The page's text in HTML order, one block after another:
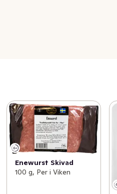
Enewurst Skivad
100 g, Per i Viken